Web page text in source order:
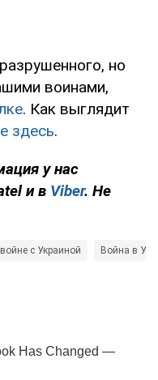
но
воинами,
. Как выглядит
здесь.
у нас
и в Viber. Не
с Украиной Война в